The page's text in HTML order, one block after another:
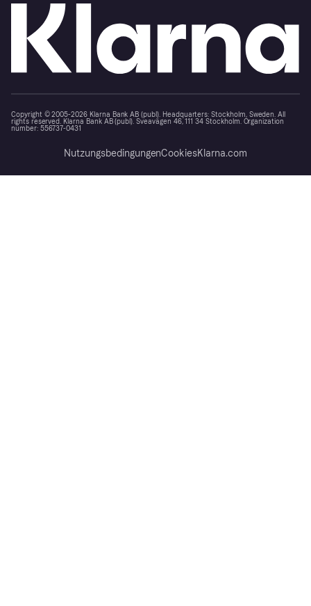
Copyright © 2005-2026 Klarna Bank AB (publ). Headquarters: Stockholm, Sweden. All
rights reserved. Klarna Bank AB (publ). Sveavägen 46, 111 34 Stockholm. Organization
number: 556737-0431
NutzungsbedingungenCookiesKlarna.com